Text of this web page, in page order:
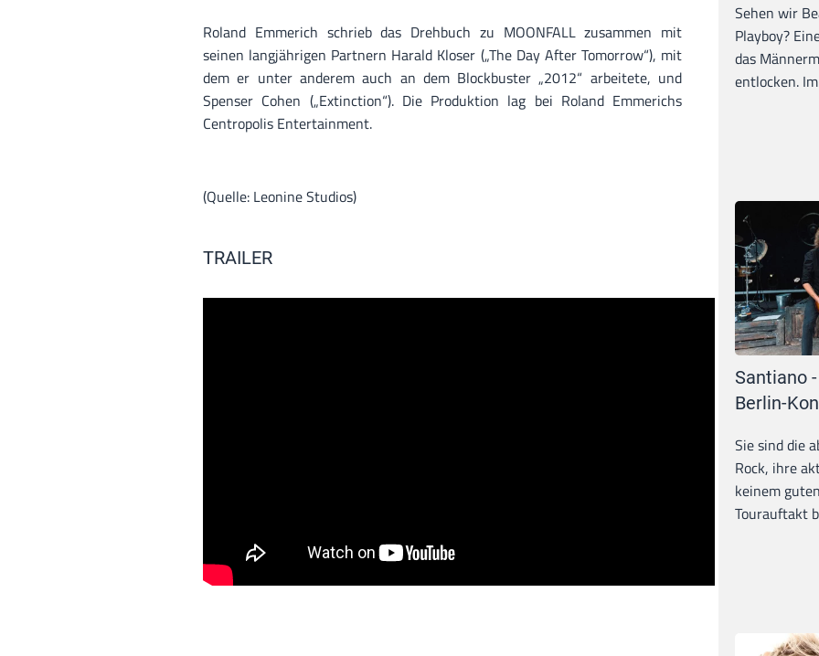
Roland Emmerich schrieb das Drehbuch zu MOONFALL zusammen mit
seinen langjährigen Partnern Harald Kloser („The Day After Tomorrow“), mit
dem er unter anderem auch an dem Blockbuster „2012“ arbeitete, und
Spenser Cohen („Extinction“). Die Produktion lag bei Roland Emmerichs
Centropolis Entertainment.
(Quelle: Leonine Studios)
TRAILER
Sehen wir
Playboy?
das
entlocken.
Santiano
Berlin-
Sie sind die
Rock, ihre
keinem
Tourauftakt